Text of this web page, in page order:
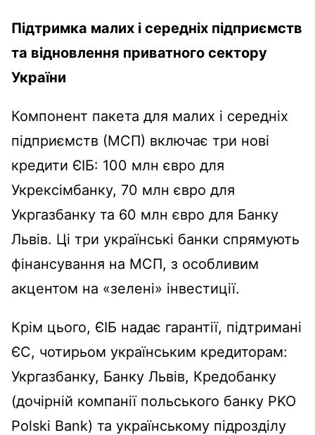
Підтримка малих і середніх підприємств
та відновлення приватного сектору
України
Компонент пакета для малих і середніх
підприємств (МСП) включає три нові
кредити ЄІБ: 100 млн євро для
Укрексімбанку, 70 млн євро для
Укргазбанку та 60 млн євро для Банку
Львів. Ці три українські банки спрямують
фінансування на МСП, з особливим
акцентом на «зелені» інвестиції.
Крім цього, ЄІБ надає гарантії, підтримані
ЄС, чотирьом українським кредиторам:
Укргазбанку, Банку Львів, Кредобанку
(дочірній компанії польського банку PKO
Polski Bank) та українському підрозділу